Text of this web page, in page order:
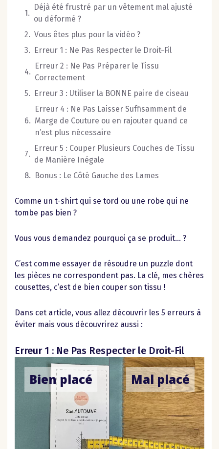
Déjà été frustré par un vêtement mal ajusté
ou déformé ?
Vous êtes plus pour la vidéo ?
Erreur 1 : Ne Pas Respecter le Droit-Fil
Erreur 2 : Ne Pas Préparer le Tissu
Correctement
Erreur 3 : Utiliser la BONNE paire de ciseau
Erreur 4 : Ne Pas Laisser Suffisamment de
Marge de Couture ou en rajouter quand ce
n’est plus nécessaire
Erreur 5 : Couper Plusieurs Couches de Tissu
de Manière Inégale
Bonus : Le Côté Gauche des Lames
Comme un t-shirt qui se tord ou une robe qui ne
tombe pas bien ?
Vous vous demandez pourquoi ça se produit… ?
C’est comme essayer de résoudre un puzzle dont
les pièces ne correspondent pas. La clé, mes chères
cousettes, c’est de bien couper son tissu !
Dans cet article, vous allez découvrir les 5 erreurs à
éviter mais vous découvrirez aussi :
Erreur 1 : Ne Pas Respecter le Droit-Fil
Mal placé
Bien placé